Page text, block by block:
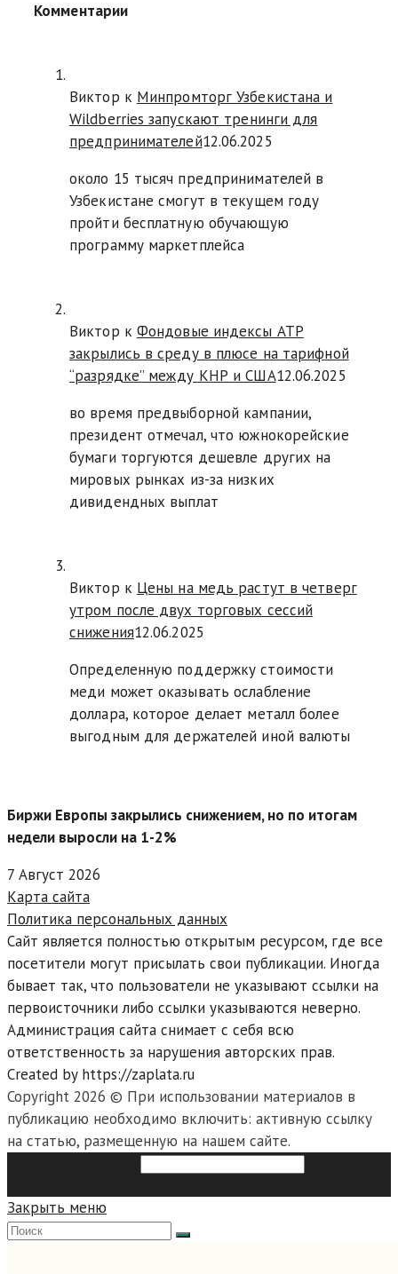
Комментарии
Виктор к Минпромторг Узбекистана и
Wildberries запускают тренинги для
предпринимателей12.06.2025
около 15 тысяч предпринимателей в
Узбекистане смогут в текущем году
пройти бесплатную обучающую
программу маркетплейса
Виктор к Фондовые индексы АТР
закрылись в среду в плюсе на тарифной
“разрядке” между КНР и США12.06.2025
во время предвыборной кампании,
президент отмечал, что южнокорейские
бумаги торгуются дешевле других на
мировых рынках из-за низких
дивидендных выплат
Виктор к Цены на медь растут в четверг
утром после двух торговых сессий
снижения12.06.2025
Определенную поддержку стоимости
меди может оказывать ослабление
доллара, которое делает металл более
выгодным для держателей иной валюты
Биржи Европы закрылись снижением, но по итогам
недели выросли на 1-2%
7 Август 2026
Карта сайта
Политика персональных данных
Сайт является полностью открытым ресурсом, где все
посетители могут присылать свои публикации. Иногда
бывает так, что пользователи не указывают ссылки на
первоисточники либо ссылки указываются неверно.
Администрация сайта снимает с себя всю
ответственность за нарушения авторских прав.
Created by https://zaplata.ru
Copyright 2026 © При использовании материалов в
публикацию необходимо включить: активную ссылку
на статью, размещенную на нашем сайте.
Закрыть меню